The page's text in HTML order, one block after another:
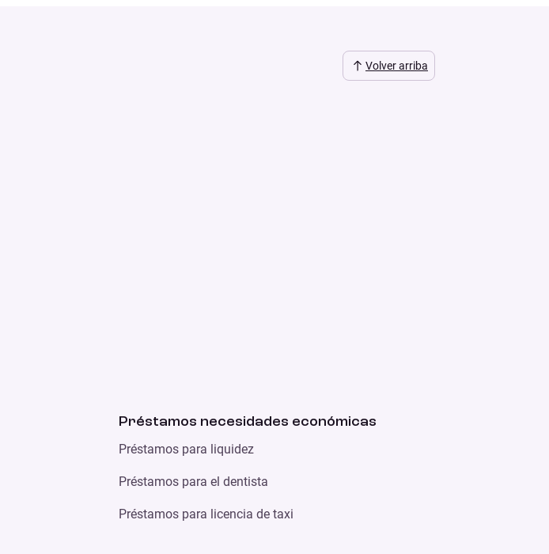
Volver arriba
Préstamos necesidades económicas
Préstamos para liquidez
Préstamos para el dentista
Préstamos para licencia de taxi